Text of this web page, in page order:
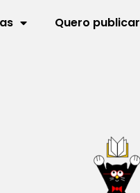
Quero publicar